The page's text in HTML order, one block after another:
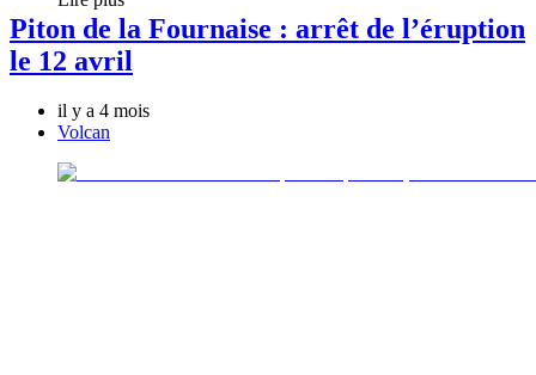
Piton de la Fournaise : arrêt de l’éruption
le 12 avril
il y a 4 mois
Volcan